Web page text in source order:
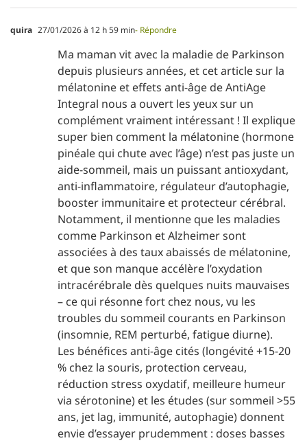
quira 27/01/2026 à 12 h 59 min- Répondre
Ma maman vit avec la maladie de Parkinson
depuis plusieurs années, et cet article sur la
mélatonine et effets anti-âge de AntiAge
Integral nous a ouvert les yeux sur un
complément vraiment intéressant ! Il explique
super bien comment la mélatonine (hormone
pinéale qui chute avec l’âge) n’est pas juste un
aide-sommeil, mais un puissant antioxydant,
anti-inflammatoire, régulateur d’autophagie,
booster immunitaire et protecteur cérébral.
Notamment, il mentionne que les maladies
comme Parkinson et Alzheimer sont
associées à des taux abaissés de mélatonine,
et que son manque accélère l’oxydation
intracérébrale dès quelques nuits mauvaises
– ce qui résonne fort chez nous, vu les
troubles du sommeil courants en Parkinson
(insomnie, REM perturbé, fatigue diurne).
Les bénéfices anti-âge cités (longévité +15-20
% chez la souris, protection cerveau,
réduction stress oxydatif, meilleure humeur
via sérotonine) et les études (sur sommeil >55
ans, jet lag, immunité, autophagie) donnent
envie d’essayer prudemment : doses basses